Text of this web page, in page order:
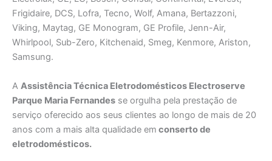
Frigidaire, DCS, Lofra, Tecno, Wolf, Amana, Bertazzoni,
Viking, Maytag, GE Monogram, GE Profile, Jenn-Air,
Whirlpool, Sub-Zero, Kitchenaid, Smeg, Kenmore, Ariston,
Samsung.
A Assistência Técnica Eletrodomésticos Electroserve
Parque Maria Fernandes se orgulha pela prestação de
serviço oferecido aos seus clientes ao longo de mais de 20
anos com a mais alta qualidade em conserto de
eletrodomésticos.